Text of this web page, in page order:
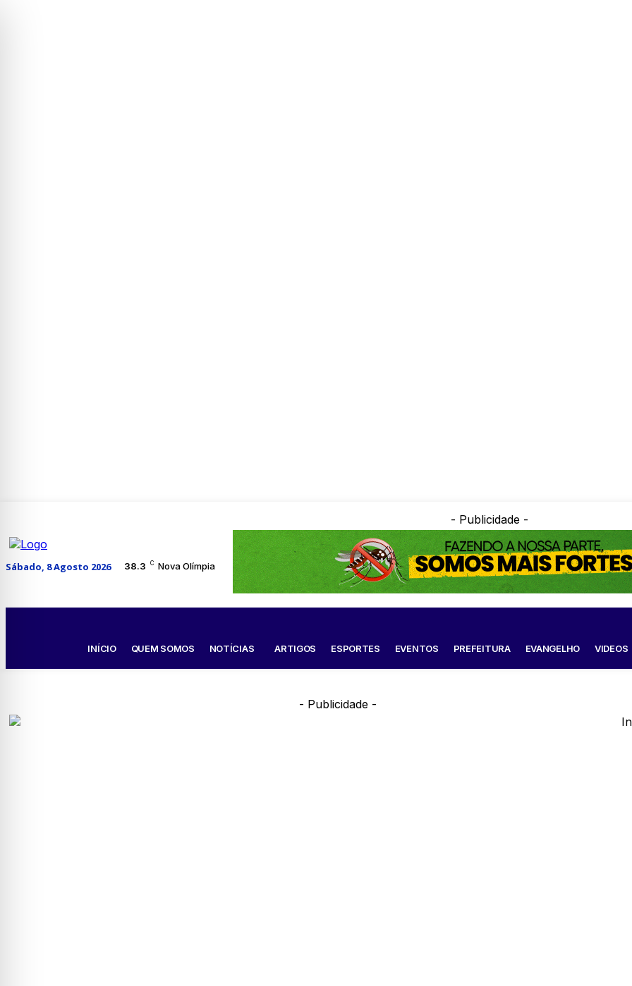
Sábado, 8 Agosto 2026 38.3 C Nova Olímpia
- Publicidade -
INÍCIO QUEM SOMOS NOTÍCIAS ARTIGOS ESPORTES EVENTOS PREFEITURA EVANGELHO VIDEOS
- Publicidade -